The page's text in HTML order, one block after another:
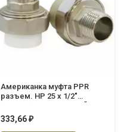
Американка муфта PPR
разъем. НР 25 х 1/2"
333,66 ₽